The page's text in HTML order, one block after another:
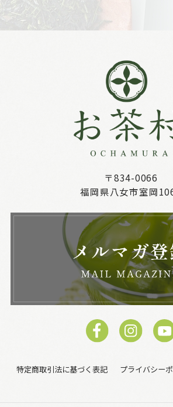
〒834-0066
福岡県八女市室岡
特定商取引法に基づく表記 プライバシー